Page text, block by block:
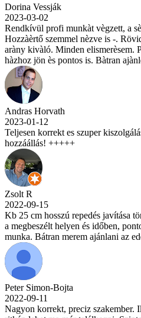
Dorina Vessják
2023-03-02
Rendkívül profi munkàt vègzett, a
Hozzàèrtő szemmel nèzve is -.
aràny kivàló. Minden elismerèsem.
hàzhoz jön ès pontos is. Bàtran
Andras Horvath
2023-01-12
Teljesen korrekt es szuper
hozzáállás! +++++
Zsolt R
2022-09-15
Kb 25 cm hosszú repedés javítása
a megbeszélt helyen és időben,
munka. Bátran merem ajánlani az
Peter Simon-Bojta
2022-09-11
Nagyon korrekt, preciz szakember.